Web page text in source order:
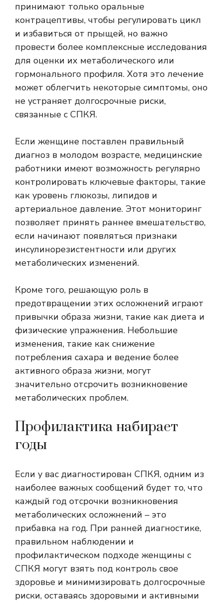
принимают только оральные
контрацептивы, чтобы регулировать цикл
и избавиться от прыщей, но важно
провести более комплексные исследования
для оценки их метаболического или
гормонального профиля. Хотя это лечение
может облегчить некоторые симптомы, оно
не устраняет долгосрочные риски,
связанные с СПКЯ.
Если женщине поставлен правильный
диагноз в молодом возрасте, медицинские
работники имеют возможность регулярно
контролировать ключевые факторы, такие
как уровень глюкозы, липидов и
артериальное давление. Этот мониторинг
позволяет принять раннее вмешательство,
если начинают появляться признаки
инсулинорезистентности или других
метаболических изменений.
Кроме того, решающую роль в
предотвращении этих осложнений играют
привычки образа жизни, такие как диета и
физические упражнения. Небольшие
изменения, такие как снижение
потребления сахара и ведение более
активного образа жизни, могут
значительно отсрочить возникновение
метаболических проблем.
Профилактика набирает
годы
Если у вас диагностирован СПКЯ, одним из
наиболее важных сообщений будет то, что
каждый год отсрочки возникновения
метаболических осложнений – это
прибавка на год. При ранней диагностике,
правильном наблюдении и
профилактическом подходе женщины с
СПКЯ могут взять под контроль свое
здоровье и минимизировать долгосрочные
риски, оставаясь здоровыми и активными